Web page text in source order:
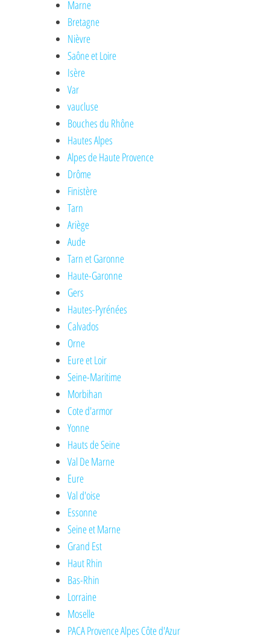
Marne
Bretagne
Nièvre
Saône et Loire
Isère
Var
vaucluse
Bouches du Rhône
Hautes Alpes
Alpes de Haute Provence
Drôme
Finistère
Tarn
Ariège
Aude
Tarn et Garonne
Haute-Garonne
Gers
Hautes-Pyrénées
Calvados
Orne
Eure et Loir
Seine-Maritime
Morbihan
Cote d'armor
Yonne
Hauts de Seine
Val De Marne
Eure
Val d'oise
Essonne
Seine et Marne
Grand Est
Haut Rhin
Bas-Rhin
Lorraine
Moselle
PACA Provence Alpes Côte d'Azur